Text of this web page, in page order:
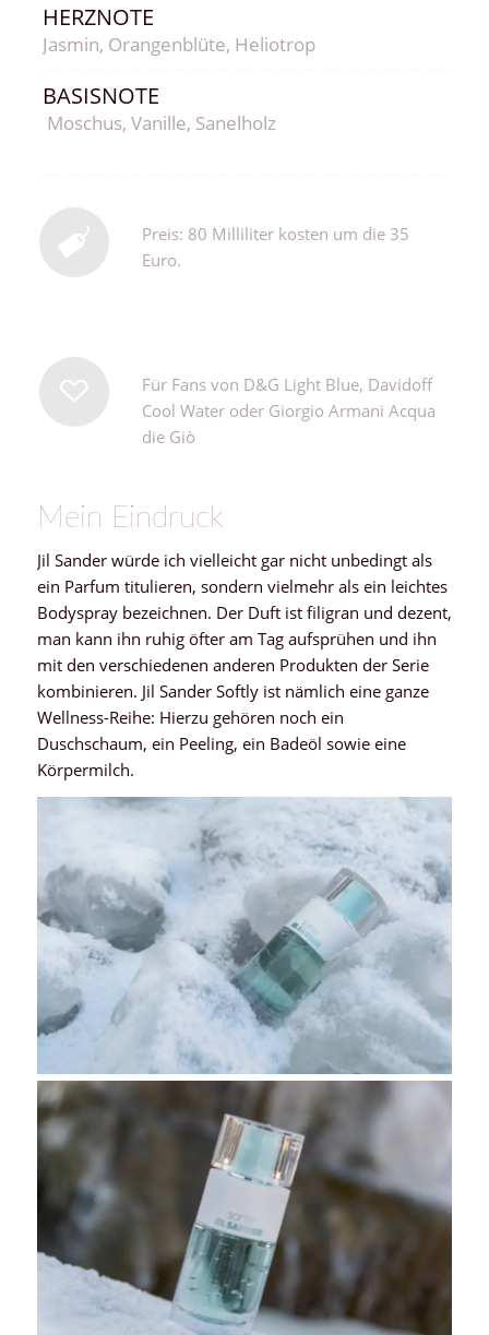
HERZNOTE
Jasmin, Orangenblüte, Heliotrop
BASISNOTE
Moschus, Vanille, Sanelholz
Preis: 80 Milliliter kosten um die 35
Euro.
Für Fans von D&G Light Blue, Davidoff
Cool Water oder Giorgio Armani Acqua
die Giò
Mein Eindruck
Jil Sander würde ich vielleicht gar nicht unbedingt als
ein Parfum titulieren, sondern vielmehr als ein leichtes
Bodyspray bezeichnen. Der Duft ist filigran und dezent,
man kann ihn ruhig öfter am Tag aufsprühen und ihn
mit den verschiedenen anderen Produkten der Serie
kombinieren. Jil Sander Softly ist nämlich eine ganze
Wellness-Reihe: Hierzu gehören noch ein
Duschschaum, ein Peeling, ein Badeöl sowie eine
Körpermilch.